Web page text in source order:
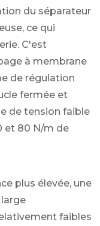
du séparateur
ce qui
C'est
à membrane
de régulation
fermée et
de tension faible
et 80 N/m de
plus élevée, une
faibles